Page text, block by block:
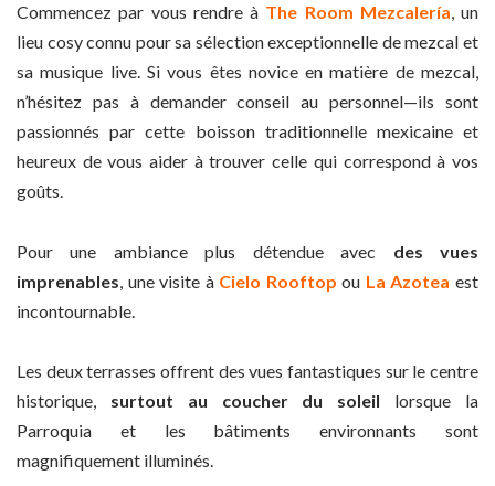
Commencez par vous rendre à The Room Mezcalería, un
lieu cosy connu pour sa sélection exceptionnelle de mezcal et
sa musique live. Si vous êtes novice en matière de mezcal,
n’hésitez pas à demander conseil au personnel—ils sont
passionnés par cette boisson traditionnelle mexicaine et
heureux de vous aider à trouver celle qui correspond à vos
goûts.
Pour une ambiance plus détendue avec des vues
imprenables, une visite à Cielo Rooftop ou La Azotea est
incontournable.
Les deux terrasses offrent des vues fantastiques sur le centre
historique, surtout au coucher du soleil lorsque la
Parroquia et les bâtiments environnants sont
magnifiquement illuminés.